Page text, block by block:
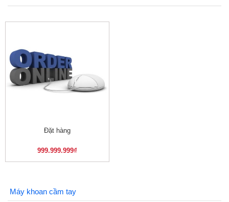
Đặt hàng
999.999.999₫
Máy khoan cầm tay